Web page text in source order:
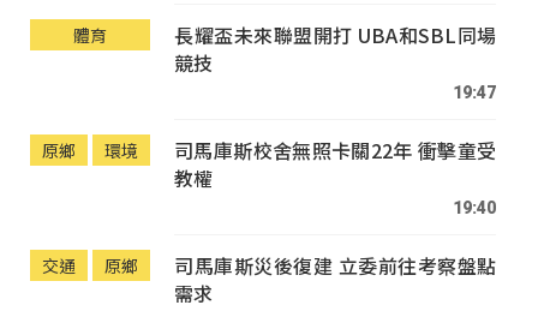
體育
長耀盃未來聯盟開打 UBA和SBL同場
競技
19:47
原鄉 環境
司馬庫斯校舍無照卡關22年 衝擊童受
教權
19:40
交通 原鄉
司馬庫斯災後復建 立委前往考察盤點
需求